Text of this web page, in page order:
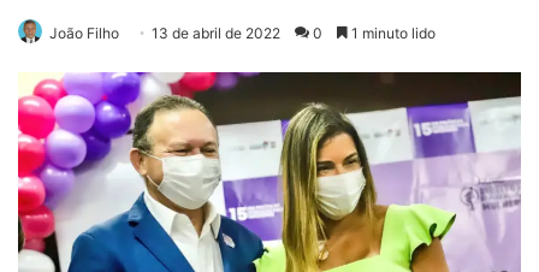
João Filho 13 de abril de 2022 0 1 minuto lido